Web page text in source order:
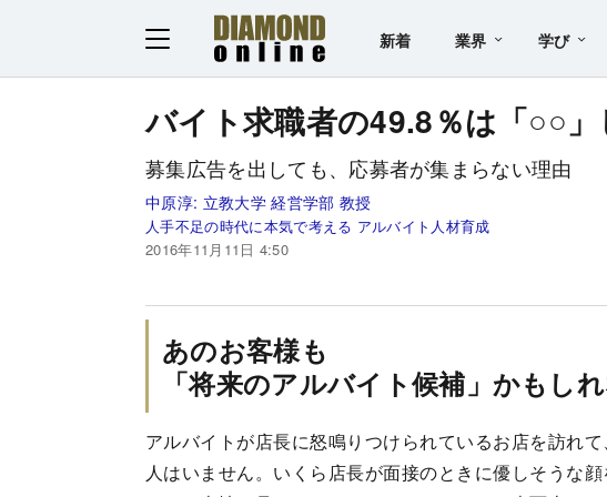
新着 業界 学び
バイト求職者の49.8％は「○○
募集広告を出しても、応募者が集まらない理由
中原淳: 立教大学 経営学部 教授
人手不足の時代に本気で考える アルバイト人材育成
2016年11月11日 4:50
あのお客様も
「将来のアルバイト候補」かもし
アルバイトが店長に怒鳴りつけられているお店を訪れ
人はいません。いくら店長が面接のときに優しそうな